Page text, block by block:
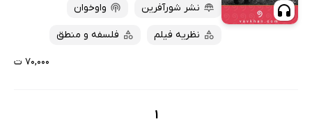
نشر شورآفرین
واوخوان
نظریه فیلم فلسفه و منطق
۷۰,۰۰۰ ت
1